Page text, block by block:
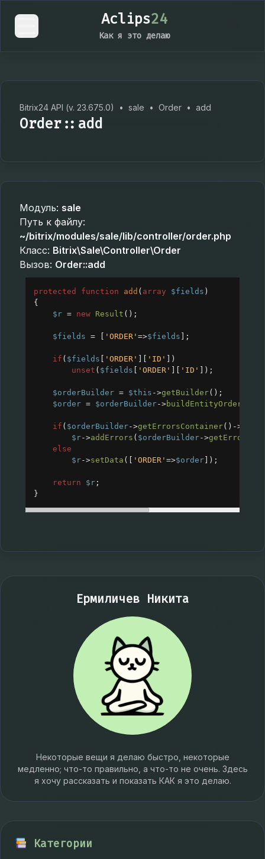
Aclips24
Как я это делаю
Bitrix24 API (v. 23.675.0) • sale • Order • add
Order::add
Модуль: sale
Путь к файлу:
~/bitrix/modules/sale/lib/controller/order.php
Класс: Bitrix\Sale\Controller\Order
Вызов: Order::add
protected function add ( array $fields )
{
$r = new Result ();
$fields = 'ORDER' =>$fields ];
if ( $fields 'ORDER' 'ID'
])
unset ( $fields 'ORDER' 'ID' ]);
$orderBuilder = $this ->getBuilder();
$order = $orderBuilder->buildEntityOrder
if ( $orderBuilder->getErrorsContainer() ->
$r->addErrors ( $orderBuilder->
else
$r->setData ([ 'ORDER' =>$order ]);
return $r ;
}
Ермиличев Никита
Некоторые вещи я делаю быстро, некоторые
медленно; что-то правильно, а что-то не очень. Здесь
я хочу рассказать и показать КАК я это делаю.
Категории